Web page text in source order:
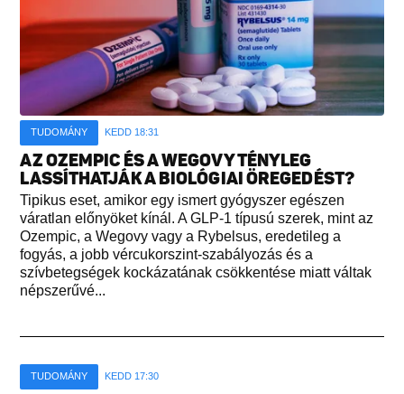
TUDOMÁNY KEDD 18:31
AZ OZEMPIC ÉS A WEGOVY TÉNYLEG
LASSÍTHATJÁK A BIOLÓGIAI ÖREGEDÉST?
Tipikus eset, amikor egy ismert gyógyszer egészen
váratlan előnyöket kínál. A GLP-1 típusú szerek, mint az
Ozempic, a Wegovy vagy a Rybelsus, eredetileg a
fogyás, a jobb vércukorszint-szabályozás és a
szívbetegségek kockázatának csökkentése miatt váltak
népszerűvé...
TUDOMÁNY KEDD 17:30